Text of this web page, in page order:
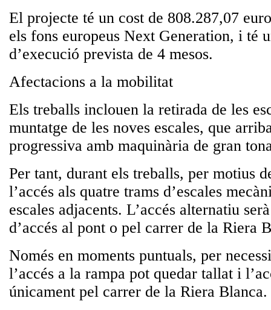
El projecte té un cost de 808.287,07
els fons europeus Next Generation, i té
d’execució prevista de 4 mesos.
Afectacions a la mobilitat
Els treballs inclouen la retirada de les
muntatge de les noves escales, que
progressiva amb maquinària de gran
Per tant, durant els treballs, per motius
l’accés als quatre trams d’escales
escales adjacents. L’accés alternatiu
d’accés al pont o pel carrer de la Riera
Només en moments puntuals, per
l’accés a la rampa pot quedar tallat i
únicament pel carrer de la Riera Blanca.